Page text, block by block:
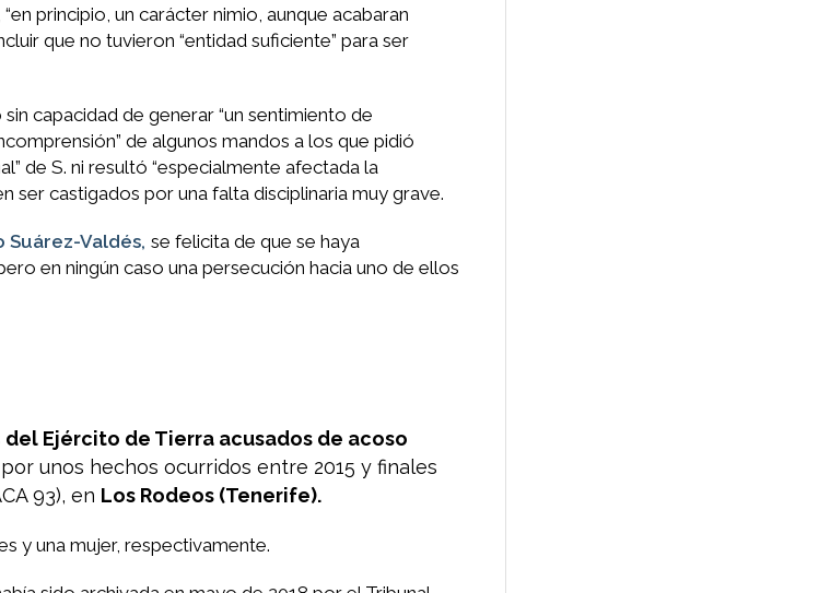
principio, un carácter nimio, aunque acabaran
que no tuvieron “entidad suficiente” para ser
capacidad de generar “un sentimiento de
de algunos mandos a los que pidió
de S. ni resultó “especialmente afectada la
ser castigados por una falta disciplinaria muy grave.
Suárez-Valdés, se felicita de que se haya
en ningún caso una persecución hacia uno de ellos
del Ejército de Tierra acusados de acoso
unos hechos ocurridos entre 2015 y finales
93), en Los Rodeos (Tenerife).
y una mujer, respectivamente.